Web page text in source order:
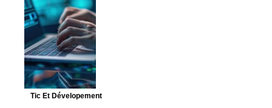
Tic Et Dévelopement